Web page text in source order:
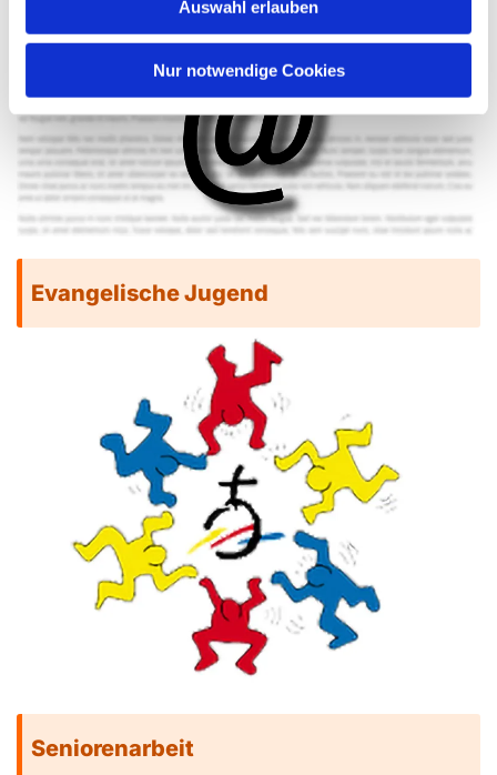
Auswahl erlauben
Nur notwendige Cookies
Evangelische Jugend
Seniorenarbeit